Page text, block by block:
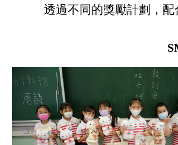
透過不同的獎勵計劃，